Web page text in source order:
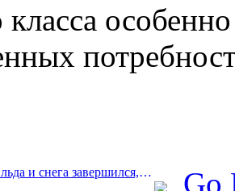
класса
Prev:Фестиваль льда и снега завершился, и Yun Hotel забрал домой первую волну «богатства» в 2025 году.
Go